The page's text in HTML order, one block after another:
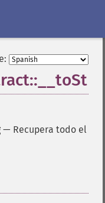
— Recupera todo el